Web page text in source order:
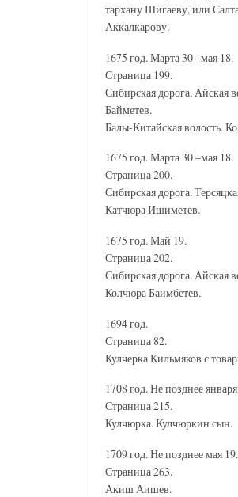
тархану Шигаеву, или
Аккалкарову.
1675 год. Марта 30 –мая 18.
Страница 199.
Сибирская дорога. Айская
Байметев.
Балы-Китайская волость.
1675 год. Марта 30 –мая 18.
Страница 200.
Сибирская дорога.
Катчюра Ишиметев.
1675 год. Май 19.
Страница 202.
Сибирская дорога. Айская
Колчюра Баимбетев.
1694 год.
Страница 82.
Кулчерка Кильмяков с
1708 год. Не позднее
Страница 215.
Кулчюрка. Кулчюркин сын.
1709 год. Не позднее мая 19.
Страница 263.
Акиш Аишев.